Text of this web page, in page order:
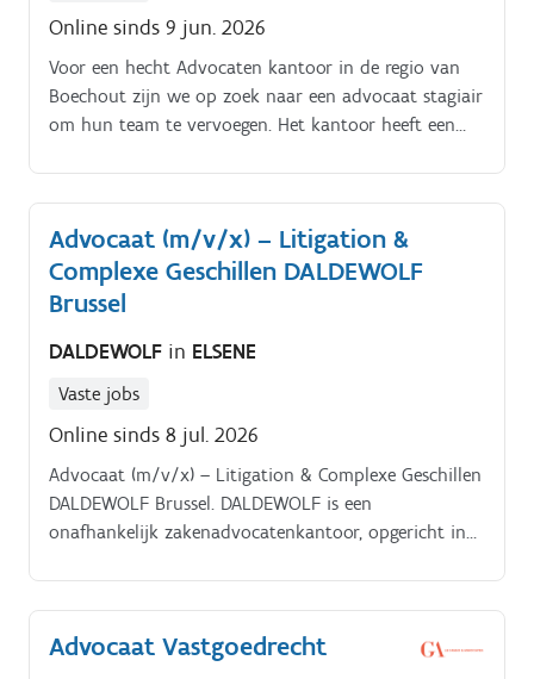
Online sinds 9 jun. 2026
Voor een hecht Advocaten kantoor in de regio van
Boechout zijn we op zoek naar een advocaat stagiair
om hun team te vervoegen. Het kantoor heeft een
Advocaat (m/v/x) – Litigation &
Complexe Geschillen DALDEWOLF
Brussel
DALDEWOLF in ELSENE
Vaste jobs
Online sinds 8 jul. 2026
Advocaat (m/v/x) – Litigation & Complexe Geschillen
DALDEWOLF Brussel. DALDEWOLF is een
onafhankelijk zakenadvocatenkantoor, opgericht in
worden voor hun expertise in complexe dossiers en
hun internationale uitstraling Ter versterking van
onze geschillenpraktijk, die alle departementen van
Advocaat Vastgoedrecht